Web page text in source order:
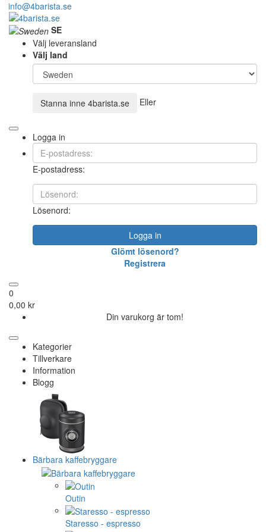
info@4barista.se
SE
Välj leveransland
Välj land
Stanna inne 4barista.se Eller
Logga in
E-postadress:
Lösenord:
Logga in
Glömt lösenord?
Registrera
0
0,00 kr
Din varukorg är tom!
Kategorier
Tillverkare
Information
Blogg
Bärbara kaffebryggare
Outin
Staresso - espresso